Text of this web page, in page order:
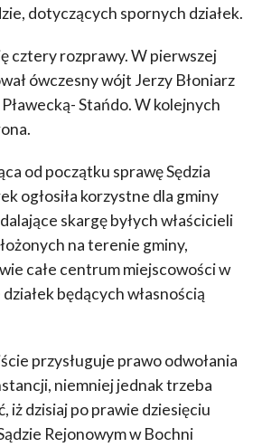
dotyczących spornych działek.
cztery rozprawy. W pierwszej
ówczesny wójt Jerzy Błoniarz
Stańdo. W kolejnych
od początku sprawę Sędzia
ogłosiła korzystne dla gminy
skargę byłych właścicieli
na terenie gminy,
całe centrum miejscowości w
będących własnością
przysługuje prawo odwołania
niemniej jednak trzeba
iż dzisiaj po prawie dziesięciu
Rejonowym w Bochni